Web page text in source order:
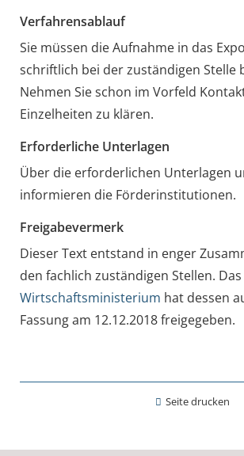
Verfahrensablauf
Sie müssen die Aufnahme in das
schriftlich bei der zuständigen Stelle
Nehmen Sie schon im Vorfeld
Einzelheiten zu klären.
Erforderliche Unterlagen
Über die erforderlichen Unterlagen
informieren die Förderinstitutionen.
Freigabevermerk
Dieser Text entstand in enger
den fachlich zuständigen Stellen. Das
Wirtschaftsministerium hat dessen
Fassung am 12.12.2018 freigegeben.
Seite drucken